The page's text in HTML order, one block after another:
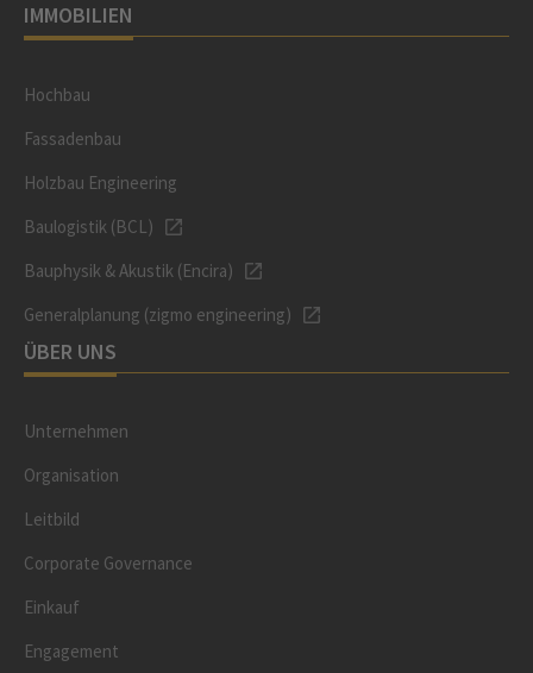
IMMOBILIEN
Hochbau
Fassadenbau
Holzbau Engineering
Baulogistik (BCL)
Bauphysik & Akustik (Encira)
Generalplanung (zigmo engineering)
ÜBER UNS
Unternehmen
Organisation
Leitbild
Corporate Governance
Einkauf
Engagement